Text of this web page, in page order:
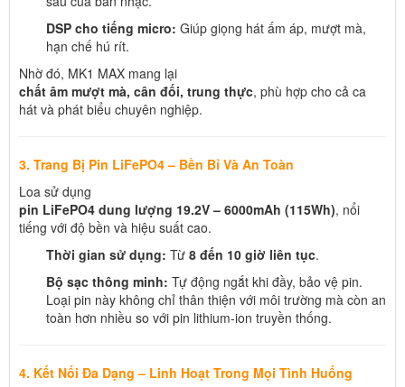
DSP cho tiếng micro: Giúp giọng hát ấm áp, mượt mà,
hạn chế hú rít.
Nhờ đó, MK1 MAX mang lại
chất âm mượt mà, cân đối, trung thực, phù hợp cho cả ca
hát và phát biểu chuyên nghiệp.
3. Trang Bị Pin LiFePO4 – Bền Bỉ Và An Toàn
Loa sử dụng
pin LiFePO4 dung lượng 19.2V – 6000mAh (115Wh), nổi
tiếng với độ bền và hiệu suất cao.
Thời gian sử dụng: Từ 8 đến 10 giờ liên tục.
Bộ sạc thông minh: Tự động ngắt khi đầy, bảo vệ pin.
Loại pin này không chỉ thân thiện với môi trường mà còn an
toàn hơn nhiều so với pin lithium-ion truyền thống.
4. Kết Nối Đa Dạng – Linh Hoạt Trong Mọi Tình Huống